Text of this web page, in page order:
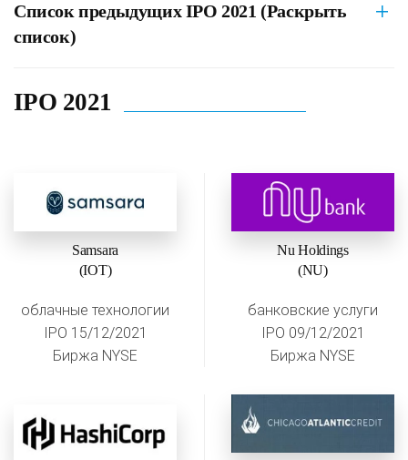
Список предыдущих IPO 2021 (Раскрыть
список)
IPO 2021
Samsara
(IOT)
облачные технологии
IPO 15/12/2021
Биржа NYSE
Nu Holdings
(NU)
банковские услуги
IPO 09/12/2021
Биржа NYSE